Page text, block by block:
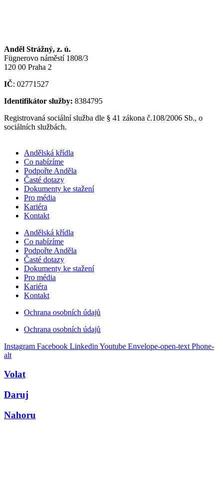
Anděl Strážný, z. ú.
Fügnerovo náměstí 1808/3
120 00 Praha 2
IČ: 02771527
Identifikátor služby: 8384795
Registrovaná sociální služba dle § 41 zákona č.108/2006 Sb., o
sociálních službách.
Andělská křídla
Co nabízíme
Podpořte Anděla
Časté dotazy
Dokumenty ke stažení
Pro média
Kariéra
Kontakt
Andělská křídla
Co nabízíme
Podpořte Anděla
Časté dotazy
Dokumenty ke stažení
Pro média
Kariéra
Kontakt
Ochrana osobních údajů
Ochrana osobních údajů
Instagram Facebook Linkedin Youtube Envelope-open-text Phone-
alt
Volat
Daruj
Nahoru